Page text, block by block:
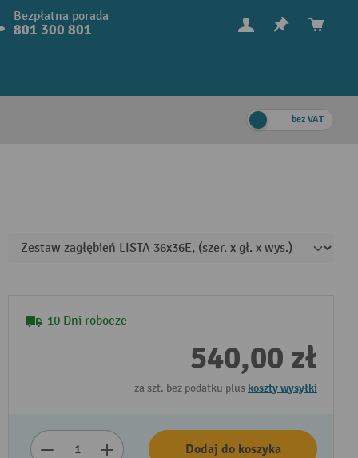
Bezpłatna porada
801 300 801
bez VAT
10 Dni robocze
540,00 zł
za szt. bez podatku plus koszty wysyłki
Dodaj do koszyka